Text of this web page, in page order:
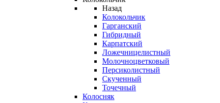
Назад
Колокольчик
Гарганский
Гибридный
Карпатский
Ложечницелистный
Молочноцветковый
Персиколистный
Скученный
Точечный
Колосняк